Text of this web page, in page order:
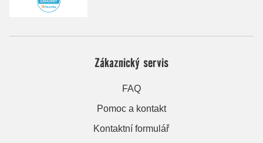
Zákaznický servis
FAQ
Pomoc a kontakt
Kontaktní formulář